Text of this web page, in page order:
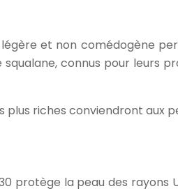
et non comédogène
connus pour leurs
riches conviendront aux
protège la peau des rayons